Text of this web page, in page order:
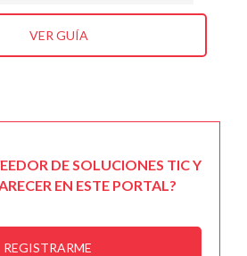
VER GUÍA
DE SOLUCIONES TIC Y
EN ESTE PORTAL?
REGISTRARME